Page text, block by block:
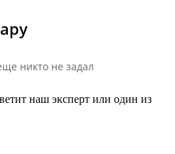
никто не задал
наш эксперт или один из